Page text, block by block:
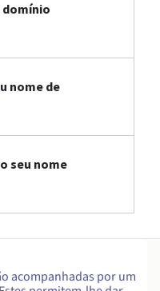
domínio
nome de
seu nome
acompanhadas por um